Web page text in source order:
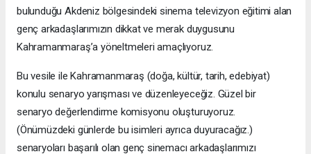
bulunduğu Akdeniz bölgesindeki sinema televizyon eğitimi alan
genç arkadaşlarımızın dikkat ve merak duygusunu
Kahramanmaraş’a yöneltmeleri amaçlıyoruz.
Bu vesile ile Kahramanmaraş (doğa, kültür, tarih, edebiyat)
konulu senaryo yarışması ve düzenleyeceğiz. Güzel bir
senaryo değerlendirme komisyonu oluşturuyoruz.
(Önümüzdeki günlerde bu isimleri ayrıca duyuracağız.)
senaryoları başarılı olan genç sinemacı arkadaşlarımızı